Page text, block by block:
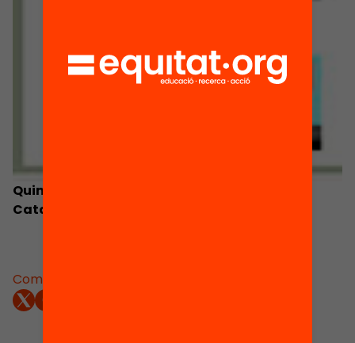
Comparteix:
Quins són els reptes de futur de l’educació a
Catalunya?